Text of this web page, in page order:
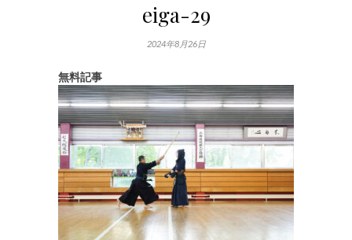
eiga-29
2024年8月26日
無料記事